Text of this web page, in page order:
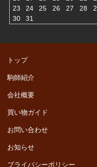
23
24 25 26 27 28
30
31
トップ
駒師紹介
会社概要
買い物ガイド
お問い合わせ
お知らせ
プライバシーポリシー